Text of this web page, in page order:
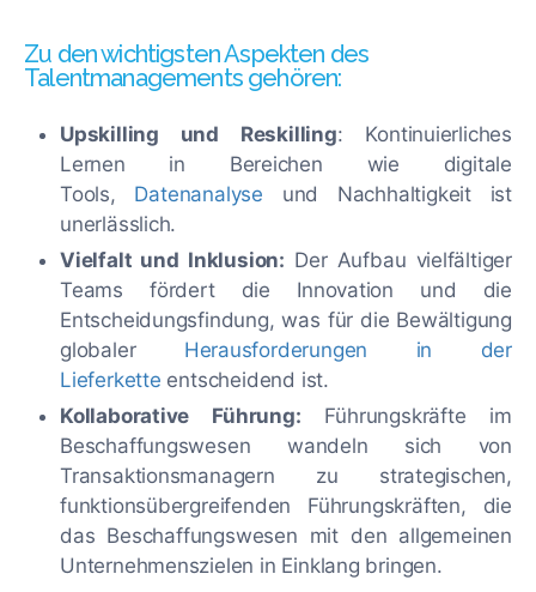
Zu den wichtigsten Aspekten des
Talentmanagements gehören:
Upskilling und Reskilling: Kontinuierliches
Lernen in Bereichen wie digitale
Tools, Datenanalyse und Nachhaltigkeit ist
unerlässlich.
Vielfalt und Inklusion: Der Aufbau vielfältiger
Teams fördert die Innovation und die
Entscheidungsfindung, was für die Bewältigung
globaler Herausforderungen in der
Lieferkette entscheidend ist.
Kollaborative Führung: Führungskräfte im
Beschaffungswesen wandeln sich von
Transaktionsmanagern zu strategischen,
funktionsübergreifenden Führungskräften, die
das Beschaffungswesen mit den allgemeinen
Unternehmenszielen in Einklang bringen.